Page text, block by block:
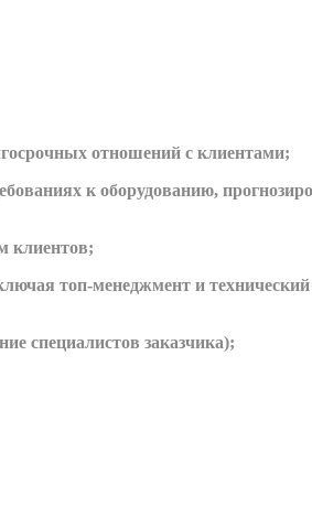
отношений с клиентами;
к оборудованию,
клиентов;
топ-менеджмент и
специалистов заказчика);